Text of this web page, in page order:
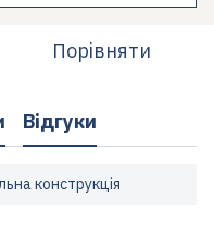
Порівняти
Відгуки
конструкція